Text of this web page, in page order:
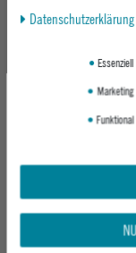
HOLMENKOL TUNING
NO COLOR
Daten­schutz­erklärung
Essenziell
Marketing
Funktional